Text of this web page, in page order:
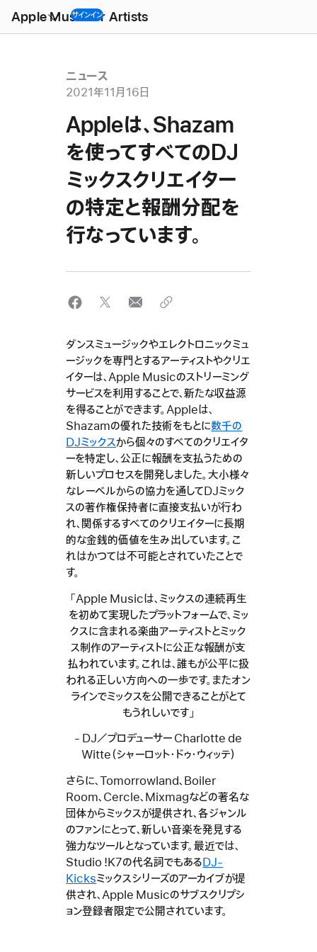
Apple Music for Artists
Menu
サインイン
ニュース
2021年11月16日
Appleは、Shazam
を使ってすべてのDJ
ミックスクリエイター
の特定と報酬分配を
行なっています。
ダンスミュージックやエレクトロニックミュ
ージックを専門とするアーティストやクリエ
イターは、Apple Musicのストリーミング
サービスを利用することで、新たな収益源
を得ることができます。Appleは、
Shazamの優れた技術をもとに数千の
DJミックスから個々のすべてのクリエイタ
ーを特定し、公正に報酬を支払うための
新しいプロセスを開発しました。大小様々
なレーベルからの協力を通してDJミック
スの著作権保持者に直接支払いが行わ
れ、関係するすべてのクリエイターに長期
的な金銭的価値を生み出しています。こ
れはかつては不可能とされていたことで
す。
「Apple Musicは、ミックスの連続再生
を初めて実現したプラットフォームで、ミッ
クスに含まれる楽曲アーティストとミック
ス制作のアーティストに公正な報酬が支
払われています。これは、誰もが公平に扱
われる正しい方向への一歩です。またオン
ラインでミックスを公開できることがとて
もうれしいです」
- DJ／プロデューサー Charlotte de
Witte（シャーロット・ドゥ・ウィッテ）
さらに、Tomorrowland、Boiler
Room、Cercle、Mixmagなどの著名な
団体からミックスが提供され、各ジャンル
のファンにとって、新しい音楽を発見する
強力なツールとなっています。最近では、
Studio !K7の代名詞でもあるDJ-
Kicksミックスシリーズのアーカイブが提
供され、Apple Musicのサブスクリプシ
ョン登録者限定で公開されています。